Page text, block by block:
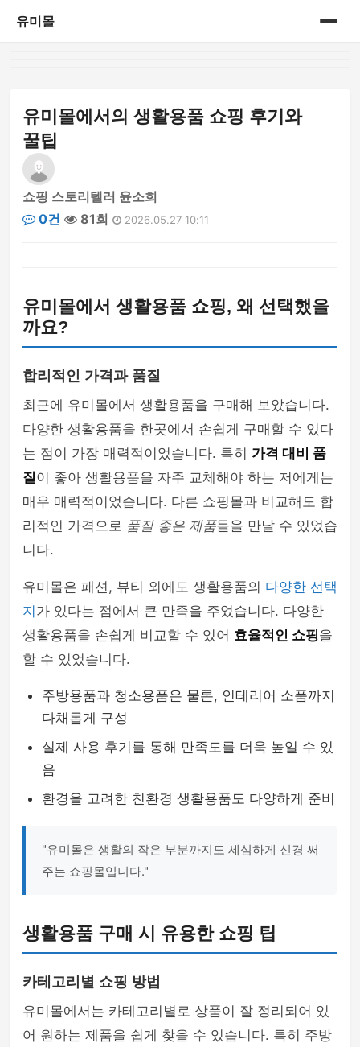
유미몰
유미몰에서의 생활용품 쇼핑 후기와
꿀팁
쇼핑 스토리텔러 윤소희
0건
81회 2026.05.27 10:11
유미몰에서 생활용품 쇼핑, 왜 선택했을
까요?
합리적인 가격과 품질
최근에 유미몰에서 생활용품을 구매해 보았습니다.
다양한 생활용품을 한곳에서 손쉽게 구매할 수 있다
는 점이 가장 매력적이었습니다. 특히 가격 대비 품
질이 좋아 생활용품을 자주 교체해야 하는 저에게는
매우 매력적이었습니다. 다른 쇼핑몰과 비교해도 합
리적인 가격으로 품질 좋은 제품들을 만날 수 있었습
니다.
유미몰은 패션, 뷰티 외에도 생활용품의 다양한 선택
지 가 있다는 점에서 큰 만족을 주었습니다. 다양한
생활용품을 손쉽게 비교할 수 있어 효율적인 쇼핑을
할 수 있었습니다.
주방용품과 청소용품은 물론, 인테리어 소품까지
다채롭게 구성
실제 사용 후기를 통해 만족도를 더욱 높일 수 있
음
환경을 고려한 친환경 생활용품도 다양하게 준비
"유미몰은 생활의 작은 부분까지도 세심하게 신경 써
주는 쇼핑몰입니다."
생활용품 구매 시 유용한 쇼핑 팁
카테고리별 쇼핑 방법
유미몰에서는 카테고리별로 상품이 잘 정리되어 있
어 원하는 제품을 쉽게 찾을 수 있습니다. 특히 주방